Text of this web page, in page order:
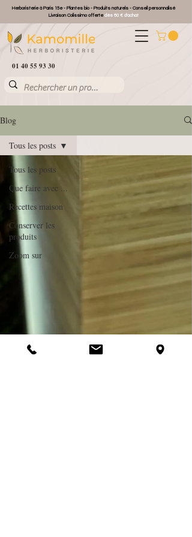
Herboristerie à Paris 15e - Plantes bio - Produits naturels - Conseil personnalisé
Livraison Colissimo offertedès 60 € d'achat
01 40 55 93 30
Blog
Tous les posts
Que faire avec ...
Recettes maison
Conserver les
produits
Zoom sur
Tous les posts